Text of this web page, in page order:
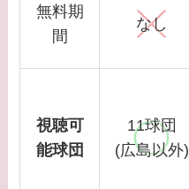
無料期
間
なし
視聴可
能球団
11球団
(広島以外)